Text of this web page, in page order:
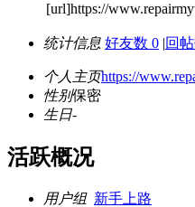
[url]https://
统计信息 好友数 0 |回
个人主页https://
性别保密
生日-
活跃概况
用户组 新手上路